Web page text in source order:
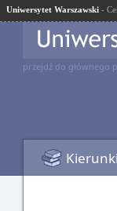
Uniwersytet Warszawski -
przejdź do głównego